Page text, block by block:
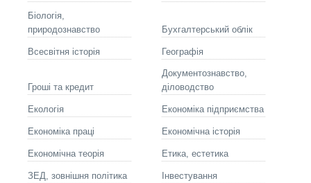
Біологія,
природознавство
Бухгалтерський облік
Всесвітня історія Географія
Гроші та кредит
Документознавство,
діловодство
Екологія Економіка підприємства
Економіка праці Економічна історія
Економічна теорія Етика, естетика
ЗЕД, зовнішня політика Інвестування